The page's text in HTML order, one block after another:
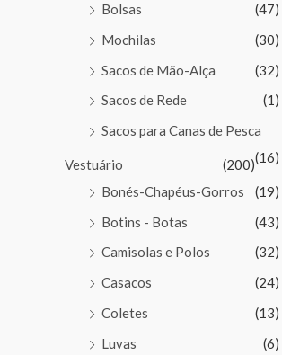
Bolsas
(47)
Mochilas
(30)
Sacos de Mão-Alça
(32)
Sacos de Rede
(1)
Sacos para Canas de Pesca
(16)
Vestuário
(200)
Bonés-Chapéus-Gorros
(19)
Botins - Botas
(43)
Camisolas e Polos
(32)
Casacos
(24)
Coletes
(13)
Luvas
(6)